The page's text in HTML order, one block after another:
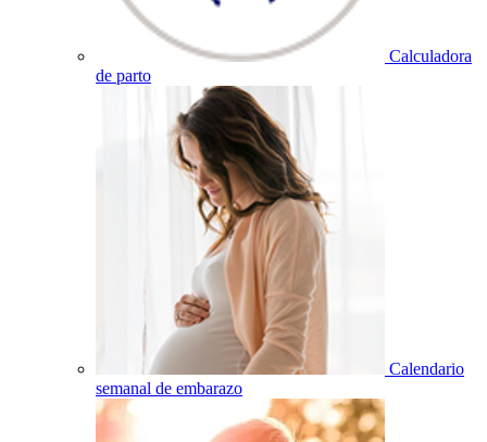
Calculadora
de parto
Calendario
semanal de embarazo